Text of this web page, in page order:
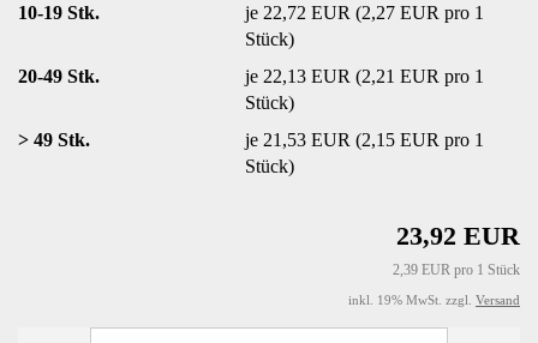
10-19 Stk.
je 22,72 EUR (2,27 EUR pro 1
Stück)
20-49 Stk.
je 22,13 EUR (2,21 EUR pro 1
Stück)
> 49 Stk.
je 21,53 EUR (2,15 EUR pro 1
Stück)
23,92 EUR
2,39 EUR pro 1 Stück
inkl. 19% MwSt. zzgl. Versand